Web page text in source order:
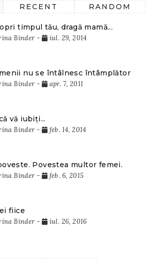
RECENT RANDOM
timpul tău, dragă mamă...
Binder - iul. 29, 2014
nu se întâlnesc întâmplător
Binder - apr. 7, 2011
vă iubiți...
Binder - feb. 14, 2014
Povestea multor femei.
Binder - feb. 6, 2015
fiice
Binder - iul. 26, 2016